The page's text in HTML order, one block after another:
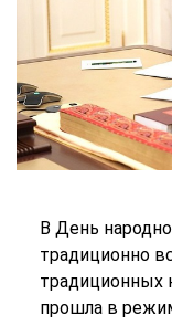
В День
традиционно
традиционных
прошла в